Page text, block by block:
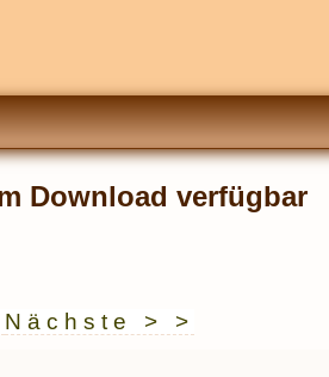
Download verfügbar
Nächste > >